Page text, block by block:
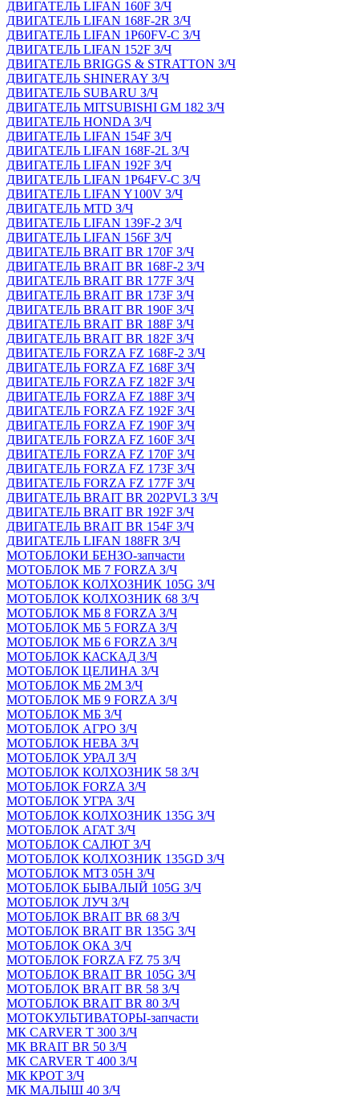
ДВИГАТЕЛЬ LIFAN 160F З/Ч
ДВИГАТЕЛЬ LIFAN 168F-2R З/Ч
ДВИГАТЕЛЬ LIFAN 1P60FV-C З/Ч
ДВИГАТЕЛЬ LIFAN 152F З/Ч
ДВИГАТЕЛЬ BRIGGS & STRATTON З/Ч
ДВИГАТЕЛЬ SHINERAY З/Ч
ДВИГАТЕЛЬ SUBARU З/Ч
ДВИГАТЕЛЬ MITSUBISHI GM 182 З/Ч
ДВИГАТЕЛЬ HONDA З/Ч
ДВИГАТЕЛЬ LIFAN 154F З/Ч
ДВИГАТЕЛЬ LIFAN 168F-2L З/Ч
ДВИГАТЕЛЬ LIFAN 192F З/Ч
ДВИГАТЕЛЬ LIFAN 1P64FV-C З/Ч
ДВИГАТЕЛЬ LIFAN Y100V З/Ч
ДВИГАТЕЛЬ MTD З/Ч
ДВИГАТЕЛЬ LIFAN 139F-2 З/Ч
ДВИГАТЕЛЬ LIFAN 156F З/Ч
ДВИГАТЕЛЬ BRAIT BR 170F З/Ч
ДВИГАТЕЛЬ BRAIT BR 168F-2 З/Ч
ДВИГАТЕЛЬ BRAIT BR 177F З/Ч
ДВИГАТЕЛЬ BRAIT BR 173F З/Ч
ДВИГАТЕЛЬ BRAIT BR 190F З/Ч
ДВИГАТЕЛЬ BRAIT BR 188F З/Ч
ДВИГАТЕЛЬ BRAIT BR 182F З/Ч
ДВИГАТЕЛЬ FORZA FZ 168F-2 З/Ч
ДВИГАТЕЛЬ FORZA FZ 168F З/Ч
ДВИГАТЕЛЬ FORZA FZ 182F З/Ч
ДВИГАТЕЛЬ FORZA FZ 188F З/Ч
ДВИГАТЕЛЬ FORZA FZ 192F З/Ч
ДВИГАТЕЛЬ FORZA FZ 190F З/Ч
ДВИГАТЕЛЬ FORZA FZ 160F З/Ч
ДВИГАТЕЛЬ FORZA FZ 170F З/Ч
ДВИГАТЕЛЬ FORZA FZ 173F З/Ч
ДВИГАТЕЛЬ FORZA FZ 177F З/Ч
ДВИГАТЕЛЬ BRAIT BR 202PVL3 З/Ч
ДВИГАТЕЛЬ BRAIT BR 192F З/Ч
ДВИГАТЕЛЬ BRAIT BR 154F З/Ч
ДВИГАТЕЛЬ LIFAN 188FR З/Ч
МОТОБЛОКИ БЕНЗО-запчасти
МОТОБЛОК МБ 7 FORZA З/Ч
МОТОБЛОК КОЛХОЗНИК 105G З/Ч
МОТОБЛОК КОЛХОЗНИК 68 З/Ч
МОТОБЛОК МБ 8 FORZA З/Ч
МОТОБЛОК МБ 5 FORZA З/Ч
МОТОБЛОК МБ 6 FORZA З/Ч
МОТОБЛОК КАСКАД З/Ч
МОТОБЛОК ЦЕЛИНА З/Ч
МОТОБЛОК МБ 2М З/Ч
МОТОБЛОК МБ 9 FORZA З/Ч
МОТОБЛОК МБ З/Ч
МОТОБЛОК АГРО З/Ч
МОТОБЛОК НЕВА З/Ч
МОТОБЛОК УРАЛ З/Ч
МОТОБЛОК КОЛХОЗНИК 58 З/Ч
МОТОБЛОК FORZA З/Ч
МОТОБЛОК УГРА З/Ч
МОТОБЛОК КОЛХОЗНИК 135G З/Ч
МОТОБЛОК АГАТ З/Ч
МОТОБЛОК САЛЮТ З/Ч
МОТОБЛОК КОЛХОЗНИК 135GD З/Ч
МОТОБЛОК МТЗ 05Н З/Ч
МОТОБЛОК БЫВАЛЫЙ 105G З/Ч
МОТОБЛОК ЛУЧ З/Ч
МОТОБЛОК BRAIT BR 68 З/Ч
МОТОБЛОК BRAIT BR 135G З/Ч
МОТОБЛОК ОКА З/Ч
МОТОБЛОК FORZA FZ 75 З/Ч
МОТОБЛОК BRAIT BR 105G З/Ч
МОТОБЛОК BRAIT BR 58 З/Ч
МОТОБЛОК BRAIT BR 80 З/Ч
МОТОКУЛЬТИВАТОРЫ-запчасти
МК CARVER Т 300 З/Ч
МК BRAIT BR 50 З/Ч
МК CARVER Т 400 З/Ч
МК КРОТ З/Ч
МК МАЛЫШ 40 З/Ч